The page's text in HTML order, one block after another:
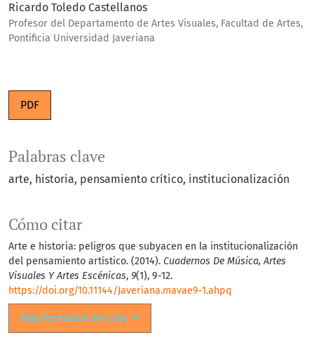
Ricardo Toledo Castellanos
Profesor del Departamento de Artes Visuales, Facultad de Artes,
Pontificia Universidad Javeriana
PDF
Palabras clave
arte historia pensamiento crítico institucionalización
Cómo citar
Arte e historia: peligros que subyacen en la institucionalización
del pensamiento artístico. (2014). Cuadernos De Música, Artes
Visuales Y Artes Escénicas, 9(1), 9-12.
https://doi.org/10.11144/Javeriana.mavae9-1.ahpq
Más formatos de cita